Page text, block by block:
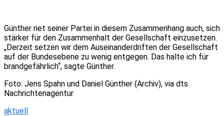
Günther riet seiner Partei in diesem Zusammenhang auch, sich
stärker für den Zusammenhalt der Gesellschaft einzusetzen.
„Derzeit setzen wir dem Auseinanderdriften der Gesellschaft
auf der Bundesebene zu wenig entgegen. Das halte ich für
brandgefährlich“, sagte Günther.
Foto: Jens Spahn und Daniel Günther (Archiv), via dts
Nachrichtenagentur
aktuell